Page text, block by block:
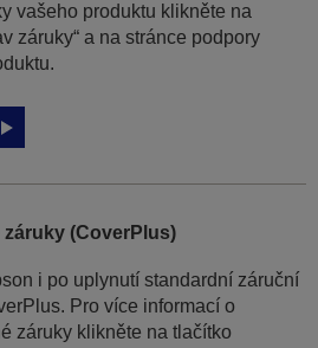
vašeho produktu klikněte na
záruky“ a na stránce podpory
(CoverPlus)
i po uplynutí standardní záruční
Pro více informací o
záruky klikněte na tlačítko